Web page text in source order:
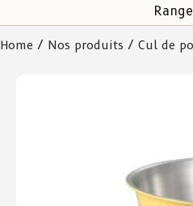
Home / Nos produits / Cul de